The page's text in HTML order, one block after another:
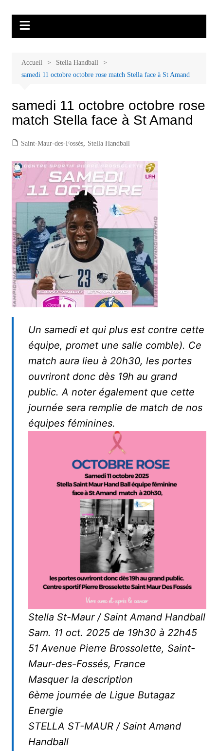
contenu
Malades et proches, Vivre avec et
après le cancer
thérapeutique, sophrologie, sport adapté, art thérapie, musico thérapie…
Accueil
Stella Handball
samedi 11 octobre octobre rose match Stella face à St Amand
samedi 11 octobre octobre rose
match Stella face à St Amand
Saint-Maur-des-Fossés, Stella Handball
Un samedi et qui plus est contre cette
équipe, promet une salle comble). Ce
match aura lieu à 20h30, les portes
ouvriront donc dès 19h au grand
public. A noter également que cette
journée sera remplie de match de nos
équipes féminines.
Stella St-Maur / Saint Amand Handball
Sam. 11 oct. 2025 de 19h30 à 22h45
51 Avenue Pierre Brossolette, Saint-
Maur-des-Fossés, France
Masquer la description
6ème journée de Ligue Butagaz
Energie
STELLA ST-MAUR / Saint Amand
Handball